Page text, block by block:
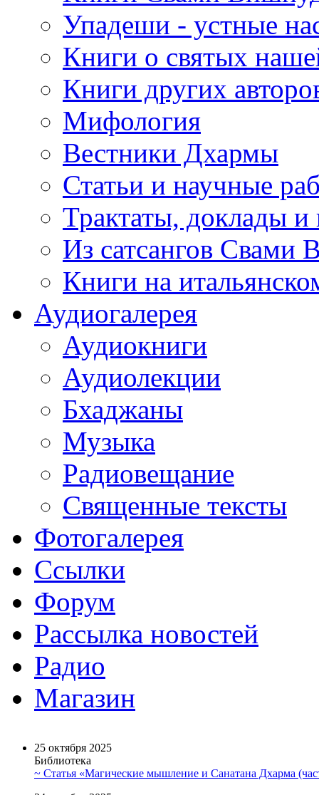
Упадеши - устные
Книги о святых
Книги других
Мифология
Вестники Дхармы
Статьи и научные
Трактаты, доклады
Из сатсангов Свами
Книги на
Аудиогалерея
Аудиокниги
Аудиолекции
Бхаджаны
Музыка
Радиовещание
Священные тексты
Фотогалерея
Ссылки
Форум
Рассылка новостей
Радио
Магазин
25 октября 2025
Библиотека
~ Статья «Магические мышление и Санатана Дхарма